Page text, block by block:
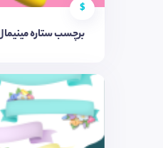
$
برچسب ستاره